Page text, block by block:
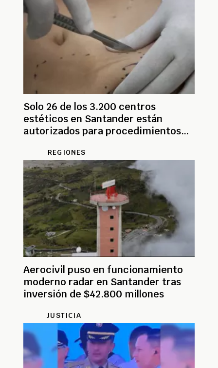
Solo 26 de los 3.200 centros
estéticos en Santander están
autorizados para procedimientos
REGIONES
Aerocivil puso en funcionamiento
moderno radar en Santander tras
inversión de $42.800 millones
JUSTICIA